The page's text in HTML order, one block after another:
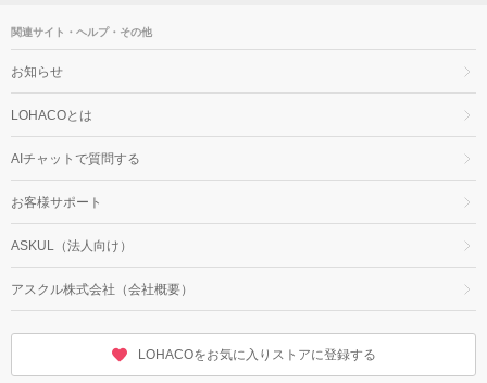
関連サイト・ヘルプ・その他
お知らせ
LOHACOとは
AIチャットで質問する
お客様サポート
ASKUL（法人向け）
アスクル株式会社（会社概要）
LOHACOをお気に入りストアに登録する